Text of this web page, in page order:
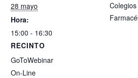
28 mayo
Hora:
15:00 - 16:30
RECINTO
GoToWebinar
On-Line